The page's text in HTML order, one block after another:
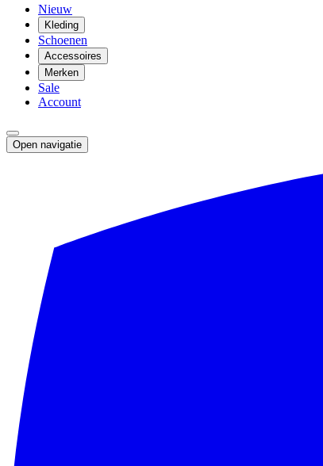
Nieuw
Kleding
Schoenen
Accessoires
Merken
Sale
Account
Open navigatie